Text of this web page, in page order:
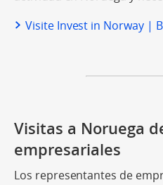
Visite Invest in Norway |
Visitas a Noruega
empresariales
Los representantes de